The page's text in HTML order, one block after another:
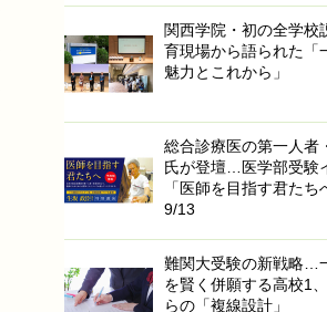
関西学院・初の全学
育現場から語られた「
魅力とこれから」
総合診療医の第一人者
氏が登壇…医学部受験
「医師を目指す君たち
9/13
難関大受験の新戦略…
を賢く併願する高校1
らの「複線設計」